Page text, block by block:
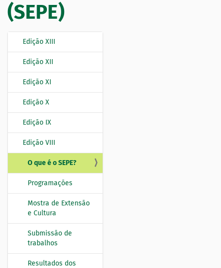
(SEPE)
g
ã
Edição XIII
Edição XII
Edição XI
Edição X
Edição IX
Edição VIII
O que é o SEPE?
Programações
Mostra de Extensão
e Cultura
Submissão de
trabalhos
Resultados dos